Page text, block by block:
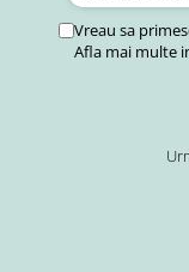
Vreau sa
Afla mai multe